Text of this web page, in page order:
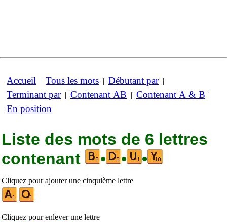
Accueil | Tous les mots | Débutant par|
Terminant par| Contenant AB | Contenant A & B |
En position
Liste des mots de 6 lettres
contenant
• • •
Cliquez pour ajouter une cinquième lettre
Cliquez pour enlever une lettre